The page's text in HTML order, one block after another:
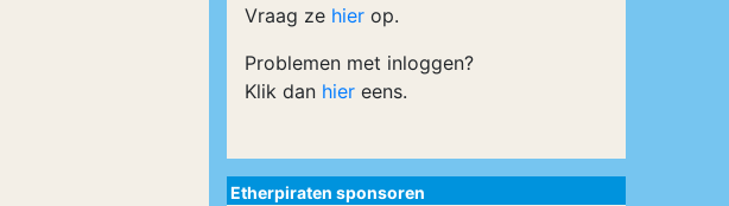
Vraag ze hier op.
Problemen met inloggen?
Klik dan hier eens.
Etherpiraten sponsoren